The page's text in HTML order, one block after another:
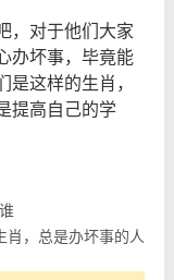
，对于他们大家
办坏事，毕竟能
是这样的生肖，
提高自己的学
肖，总是办坏事的人